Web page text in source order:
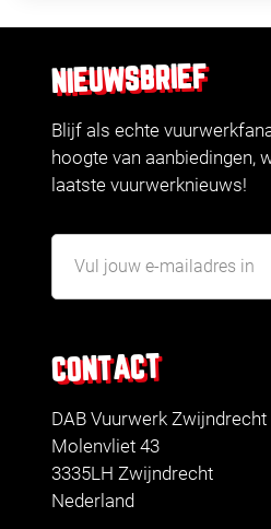
CONTACT
DAB Vuurwerk Zwijndrecht
Molenvliet 43
3335LH Zwijndrecht
Nederland
NIEUWSBRIEF
Blijf als echte
hoogte van aanbiedingen,
laatste vuurwerknieuws!